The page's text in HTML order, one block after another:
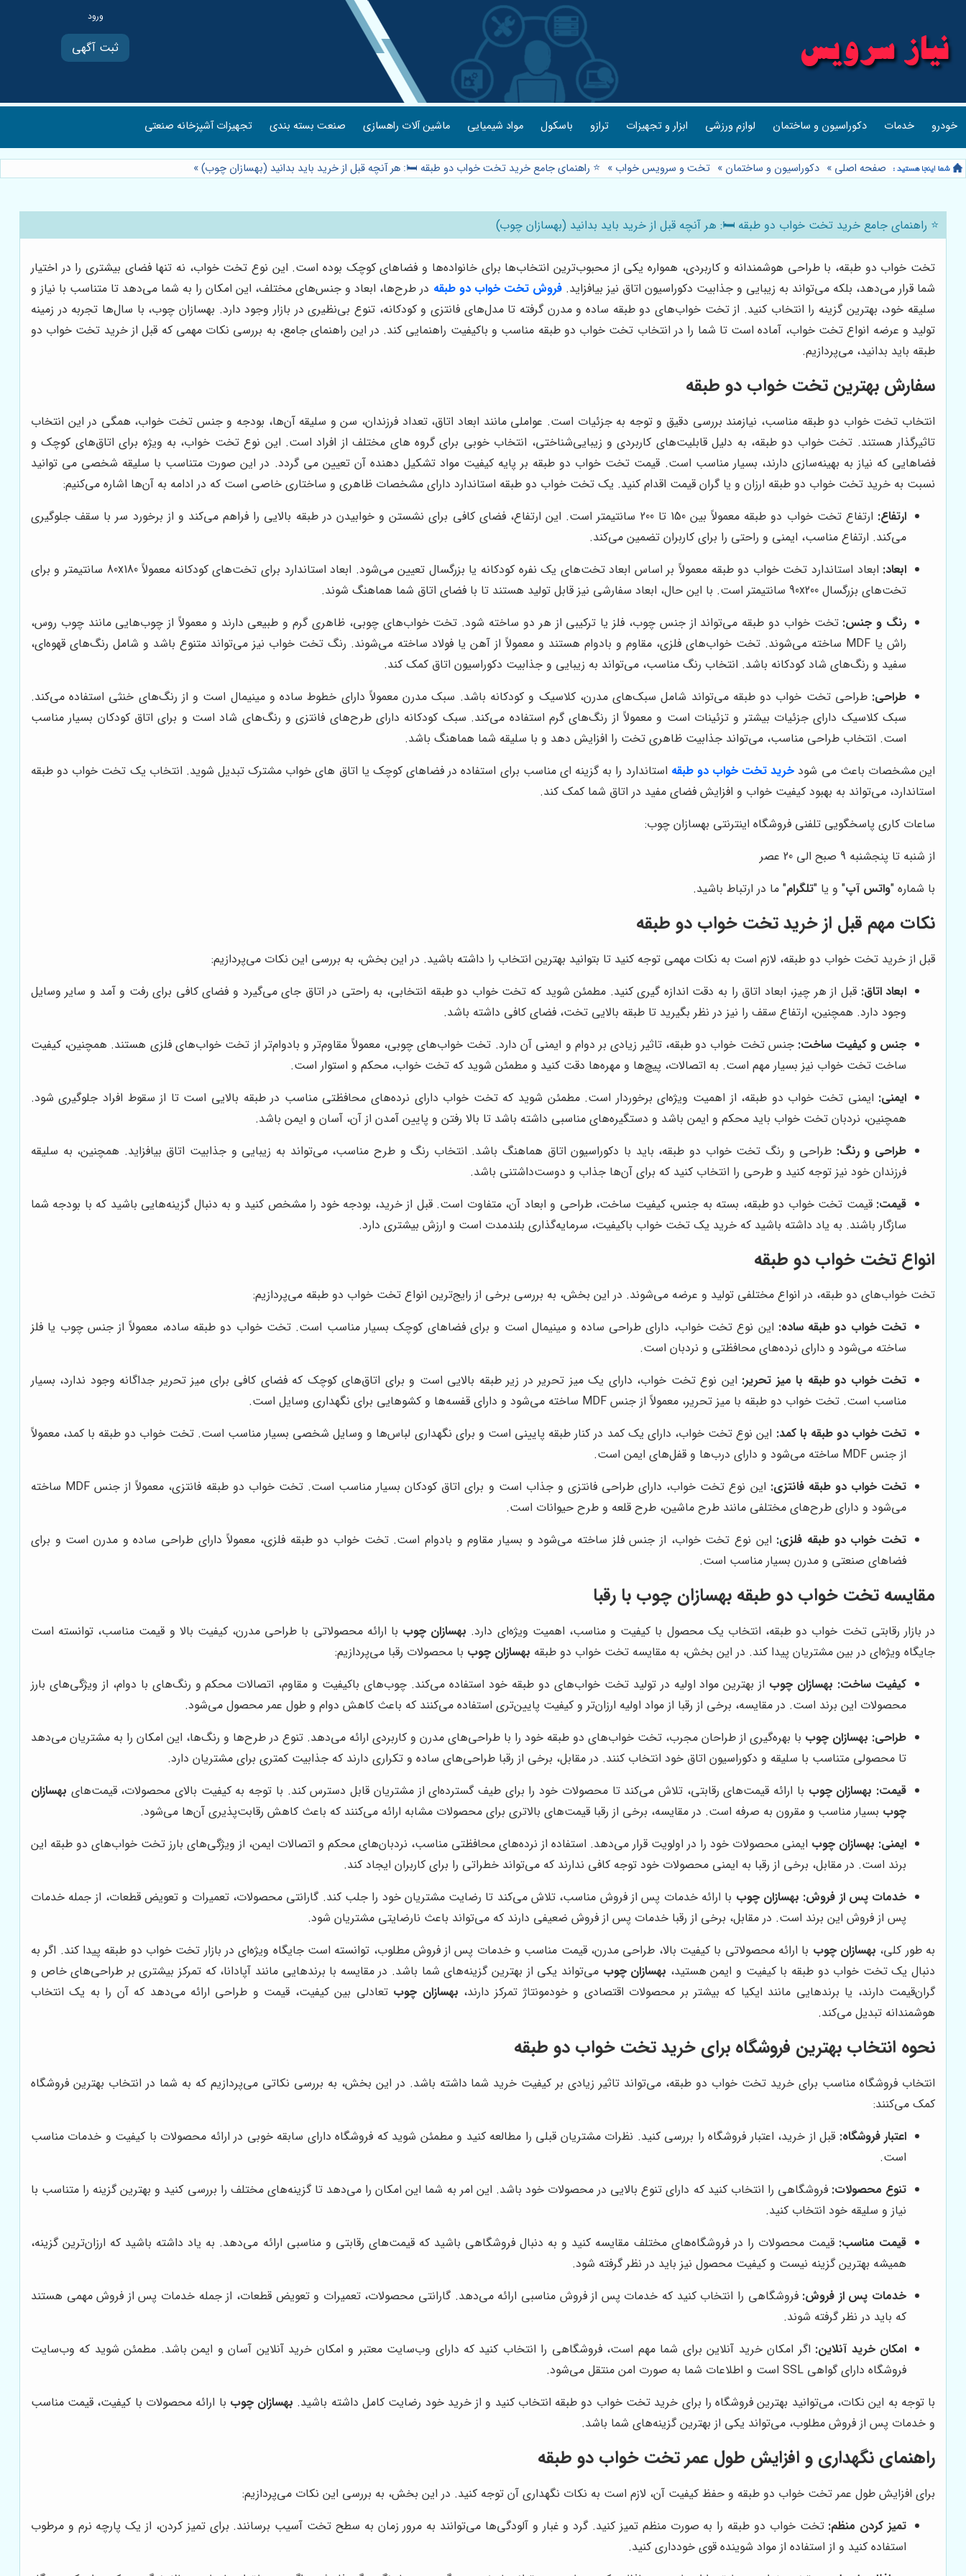
ثبت آگهی
خودرو خدمات دکوراسیون و ساختمان لوازم ورزشی ابزار و تجهیزات ترازو باسکول مواد شیمیایی ماشین آلات راهسازی صنعت بسته بندی تجهیزات آشپزخانه صنعتی
صفحه اصلی » دکوراسیون و ساختمان » تخت و سرویس خواب » ⭐️ راهنمای جامع خرید تخت خواب دو طبقه 🛏️: هر آنچه قبل از خرید باید بدانید (بهسازان چوب)»
⭐️ راهنمای جامع خرید تخت خواب دو طبقه 🛏️: هر آنچه قبل از خرید باید بدانید (بهسازان چوب)
تخت خواب دو طبقه، با طراحی هوشمندانه و کاربردی، همواره یکی از محبوب‌ترین انتخاب‌ها برای خانواده‌ها و فضاهای کوچک بوده است. این نوع تخت خواب، نه تنها فضای بیشتری را در اختیار
شما قرار می‌دهد، بلکه می‌تواند به زیبایی و جذابیت دکوراسیون اتاق نیز بیافزاید.فروش تخت خواب دو طبقه در طرح‌ها، ابعاد و جنس‌های مختلف، این امکان را به شما می‌دهد تا متناسب با نیاز و
سلیقه خود، بهترین گزینه را انتخاب کنید. از تخت خواب‌های دو طبقه ساده و مدرن گرفته تا مدل‌های فانتزی و کودکانه، تنوع بی‌نظیری در بازار وجود دارد. بهسازان چوب، با سال‌ها تجربه در زمینه
تولید و عرضه انواع تخت خواب، آماده است تا شما را در انتخاب تخت خواب دو طبقه مناسب و باکیفیت راهنمایی کند. در این راهنمای جامع، به بررسی نکات مهمی که قبل از خرید تخت خواب دو
طبقه باید بدانید، می‌پردازیم.
سفارش بهترین تخت خواب دو طبقه
انتخاب تخت خواب دو طبقه مناسب، نیازمند بررسی دقیق و توجه به جزئیات است. عواملی مانند ابعاد اتاق، تعداد فرزندان، سن و سلیقه آن‌ها، بودجه و جنس تخت خواب، همگی در این انتخاب
تاثیرگذار هستند. تخت خواب دو طبقه، به دلیل قابلیت‌های کاربردی و زیبایی‌شناختی، انتخاب خوبی برای گروه های مختلف از افراد است. این نوع تخت خواب، به ویژه برای اتاق‌های کوچک و
فضاهایی که نیاز به بهینه‌سازی دارند، بسیار مناسب است. قیمت تخت خواب دو طبقه بر پایه کیفیت مواد تشکیل دهنده آن تعیین می گردد. در این صورت متناسب با سلیقه شخصی می توانید
نسبت به خرید تخت خواب دو طبقه ارزان و یا گران قیمت اقدام کنید. یک تخت خواب دو طبقه استاندارد دارای مشخصات ظاهری و ساختاری خاصی است که در ادامه به آن‌ها اشاره می‌کنیم:
ارتفاع:
ارتفاع تخت خواب دو طبقه معمولاً بین 150 تا 200 سانتیمتر است. این ارتفاع، فضای کافی برای نشستن و خوابیدن در طبقه بالایی را فراهم می‌کند و از برخورد سر با سقف جلوگیری
می‌کند. ارتفاع مناسب، ایمنی و راحتی را برای کاربران تضمین می‌کند.
ابعاد:
ابعاد استاندارد تخت خواب دو طبقه معمولاً بر اساس ابعاد تخت‌های یک نفره کودکانه یا بزرگسال تعیین می‌شود. ابعاد استاندارد برای تخت‌های کودکانه معمولاً 80x180 سانتیمتر و برای
تخت‌های بزرگسال 90x200 سانتیمتر است. با این حال، ابعاد سفارشی نیز قابل تولید هستند تا با فضای اتاق شما هماهنگ شوند.
رنگ و جنس: تخت خواب دو طبقه می‌تواند از جنس چوب، فلز یا ترکیبی از هر دو ساخته شود. تخت خواب‌های چوبی، ظاهری گرم و طبیعی دارند و معمولاً از چوب‌هایی مانند چوب روس،
راش یا MDF ساخته می‌شوند. تخت خواب‌های فلزی، مقاوم و بادوام هستند و معمولاً از آهن یا فولاد ساخته می‌شوند. رنگ تخت خواب نیز می‌تواند متنوع باشد و شامل رنگ‌های قهوه‌ای،
سفید و رنگ‌های شاد کودکانه باشد. انتخاب رنگ مناسب، می‌تواند به زیبایی و جذابیت دکوراسیون اتاق کمک کند.
طراحی: طراحی تخت خواب دو طبقه می‌تواند شامل سبک‌های مدرن، کلاسیک و کودکانه باشد. سبک مدرن معمولاً دارای خطوط ساده و مینیمال است و از رنگ‌های خنثی استفاده می‌کند.
سبک کلاسیک دارای جزئیات بیشتر و تزئینات است و معمولاً از رنگ‌های گرم استفاده می‌کند. سبک کودکانه دارای طرح‌های فانتزی و رنگ‌های شاد است و برای اتاق کودکان بسیار مناسب
است. انتخاب طراحی مناسب، می‌تواند جذابیت ظاهری تخت را افزایش دهد و با سلیقه شما هماهنگ باشد.
این مشخصات باعث می شود خرید تخت خواب دو طبقه استاندارد را به گزینه ای مناسب برای استفاده در فضاهای کوچک یا اتاق های خواب مشترک تبدیل شوید. انتخاب یک تخت خواب دو طبقه
استاندارد، می‌تواند به بهبود کیفیت خواب و افزایش فضای مفید در اتاق شما کمک کند.
ساعات کاری پاسخگویی تلفنی فروشگاه اینترنتی بهسازان چوب:
از شنبه تا پنجشنبه 9 صبح الی 20 عصر
با شماره "واتس آپ" و یا "تلگرام" ما در ارتباط باشید.
نکات مهم قبل از خرید تخت خواب دو طبقه
قبل از خرید تخت خواب دو طبقه، لازم است به نکات مهمی توجه کنید تا بتوانید بهترین انتخاب را داشته باشید. در این بخش، به بررسی این نکات می‌پردازیم:
ابعاد اتاق: قبل از هر چیز، ابعاد اتاق را به دقت اندازه گیری کنید. مطمئن شوید که تخت خواب دو طبقه انتخابی، به راحتی در اتاق جای می‌گیرد و فضای کافی برای رفت و آمد و سایر وسایل
وجود دارد. همچنین، ارتفاع سقف را نیز در نظر بگیرید تا طبقه بالایی تخت، فضای کافی داشته باشد.
جنس و کیفیت ساخت: جنس تخت خواب دو طبقه، تاثیر زیادی بر دوام و ایمنی آن دارد. تخت خواب‌های چوبی، معمولاً مقاوم‌تر و بادوام‌تر از تخت خواب‌های فلزی هستند. همچنین، کیفیت
ساخت تخت خواب نیز بسیار مهم است. به اتصالات، پیچ‌ها و مهره‌ها دقت کنید و مطمئن شوید که تخت خواب، محکم و استوار است.
ایمنی: ایمنی تخت خواب دو طبقه، از اهمیت ویژه‌ای برخوردار است. مطمئن شوید که تخت خواب دارای نرده‌های محافظتی مناسب در طبقه بالایی است تا از سقوط افراد جلوگیری شود.
همچنین، نردبان تخت خواب باید محکم و ایمن باشد و دستگیره‌های مناسبی داشته باشد تا بالا رفتن و پایین آمدن از آن، آسان و ایمن باشد.
طراحی و رنگ: طراحی و رنگ تخت خواب دو طبقه، باید با دکوراسیون اتاق هماهنگ باشد. انتخاب رنگ و طرح مناسب، می‌تواند به زیبایی و جذابیت اتاق بیافزاید. همچنین، به سلیقه
فرزندان خود نیز توجه کنید و طرحی را انتخاب کنید که برای آن‌ها جذاب و دوست‌داشتنی باشد.
قیمت: قیمت تخت خواب دو طبقه، بسته به جنس، کیفیت ساخت، طراحی و ابعاد آن، متفاوت است. قبل از خرید، بودجه خود را مشخص کنید و به دنبال گزینه‌هایی باشید که با بودجه شما
سازگار باشند. به یاد داشته باشید که خرید یک تخت خواب باکیفیت، سرمایه‌گذاری بلندمدت است و ارزش بیشتری دارد.
انواع تخت خواب دو طبقه
تخت خواب‌های دو طبقه، در انواع مختلفی تولید و عرضه می‌شوند. در این بخش، به بررسی برخی از رایج‌ترین انواع تخت خواب دو طبقه می‌پردازیم:
تخت خواب دو طبقه ساده: این نوع تخت خواب، دارای طراحی ساده و مینیمال است و برای فضاهای کوچک بسیار مناسب است. تخت خواب دو طبقه ساده، معمولاً از جنس چوب یا فلز
ساخته می‌شود و دارای نرده‌های محافظتی و نردبان است.
تخت خواب دو طبقه با میز تحریر: این نوع تخت خواب، دارای یک میز تحریر در زیر طبقه بالایی است و برای اتاق‌های کوچک که فضای کافی برای میز تحریر جداگانه وجود ندارد، بسیار
مناسب است. تخت خواب دو طبقه با میز تحریر، معمولاً از جنس MDF ساخته می‌شود و دارای قفسه‌ها و کشوهایی برای نگهداری وسایل است.
تخت خواب دو طبقه با کمد: این نوع تخت خواب، دارای یک کمد در کنار طبقه پایینی است و برای نگهداری لباس‌ها و وسایل شخصی بسیار مناسب است. تخت خواب دو طبقه با کمد، معمولاً
از جنس MDF ساخته می‌شود و دارای درب‌ها و قفل‌های ایمن است.
تخت خواب دو طبقه فانتزی:
این نوع تخت خواب، دارای طراحی فانتزی و جذاب است و برای اتاق کودکان بسیار مناسب است. تخت خواب دو طبقه فانتزی، معمولاً از جنس MDF ساخته
می‌شود و دارای طرح‌های مختلفی مانند طرح ماشین، طرح قلعه و طرح حیوانات است.
تخت خواب دو طبقه فلزی: این نوع تخت خواب، از جنس فلز ساخته می‌شود و بسیار مقاوم و بادوام است. تخت خواب دو طبقه فلزی، معمولاً دارای طراحی ساده و مدرن است و برای
فضاهای صنعتی و مدرن بسیار مناسب است.
مقایسه تخت خواب دو طبقه بهسازان چوب با رقبا
در بازار رقابتی تخت خواب دو طبقه، انتخاب یک محصول با کیفیت و مناسب، اهمیت ویژه‌ای دارد. بهسازان چوب با ارائه محصولاتی با طراحی مدرن، کیفیت بالا و قیمت مناسب، توانسته است
جایگاه ویژه‌ای در بین مشتریان پیدا کند. در این بخش، به مقایسه تخت خواب دو طبقه بهسازان چوب با محصولات رقبا می‌پردازیم:
کیفیت ساخت: بهسازان چوب از بهترین مواد اولیه در تولید تخت خواب‌های دو طبقه خود استفاده می‌کند. چوب‌های باکیفیت و مقاوم، اتصالات محکم و رنگ‌های با دوام، از ویژگی‌های بارز
محصولات این برند است. در مقایسه، برخی از رقبا از مواد اولیه ارزان‌تر و کیفیت پایین‌تری استفاده می‌کنند که باعث کاهش دوام و طول عمر محصول می‌شود.
طراحی: بهسازان چوب با بهره‌گیری از طراحان مجرب، تخت خواب‌های دو طبقه خود را با طراحی‌های مدرن و کاربردی ارائه می‌دهد. تنوع در طرح‌ها و رنگ‌ها، این امکان را به مشتریان می‌دهد
تا محصولی متناسب با سلیقه و دکوراسیون اتاق خود انتخاب کنند. در مقابل، برخی از رقبا طراحی‌های ساده و تکراری دارند که جذابیت کمتری برای مشتریان دارد.
قیمت: بهسازان چوب با ارائه قیمت‌های رقابتی، تلاش می‌کند تا محصولات خود را برای طیف گسترده‌ای از مشتریان قابل دسترس کند. با توجه به کیفیت بالای محصولات، قیمت‌های بهسازان
چوب بسیار مناسب و مقرون به صرفه است. در مقایسه، برخی از رقبا قیمت‌های بالاتری برای محصولات مشابه ارائه می‌کنند که باعث کاهش رقابت‌پذیری آن‌ها می‌شود.
ایمنی: بهسازان چوب ایمنی محصولات خود را در اولویت قرار می‌دهد. استفاده از نرده‌های محافظتی مناسب، نردبان‌های محکم و اتصالات ایمن، از ویژگی‌های بارز تخت خواب‌های دو طبقه این
برند است. در مقابل، برخی از رقبا به ایمنی محصولات خود توجه کافی ندارند که می‌تواند خطراتی را برای کاربران ایجاد کند.
خدمات پس از فروش: بهسازان چوب با ارائه خدمات پس از فروش مناسب، تلاش می‌کند تا رضایت مشتریان خود را جلب کند. گارانتی محصولات، تعمیرات و تعویض قطعات، از جمله خدمات
پس از فروش این برند است. در مقابل، برخی از رقبا خدمات پس از فروش ضعیفی دارند که می‌تواند باعث نارضایتی مشتریان شود.
به طور کلی، بهسازان چوب با ارائه محصولاتی با کیفیت بالا، طراحی مدرن، قیمت مناسب و خدمات پس از فروش مطلوب، توانسته است جایگاه ویژه‌ای در بازار تخت خواب دو طبقه پیدا کند. اگر به
دنبال یک تخت خواب دو طبقه با کیفیت و ایمن هستید، بهسازان چوب می‌تواند یکی از بهترین گزینه‌های شما باشد. در مقایسه با برندهایی مانند آپادانا، که تمرکز بیشتری بر طراحی‌های خاص و
گران‌قیمت دارند، یا برندهایی مانند ایکیا که بیشتر بر محصولات اقتصادی و خودمونتاژ تمرکز دارند، بهسازان چوب تعادلی بین کیفیت، قیمت و طراحی ارائه می‌دهد که آن را به یک انتخاب
هوشمندانه تبدیل می‌کند.
نحوه انتخاب بهترین فروشگاه برای خرید تخت خواب دو طبقه
انتخاب فروشگاه مناسب برای خرید تخت خواب دو طبقه، می‌تواند تاثیر زیادی بر کیفیت خرید شما داشته باشد. در این بخش، به بررسی نکاتی می‌پردازیم که به شما در انتخاب بهترین فروشگاه
کمک می‌کنند:
اعتبار فروشگاه: قبل از خرید، اعتبار فروشگاه را بررسی کنید. نظرات مشتریان قبلی را مطالعه کنید و مطمئن شوید که فروشگاه دارای سابقه خوبی در ارائه محصولات با کیفیت و خدمات مناسب
است.
تنوع محصولات: فروشگاهی را انتخاب کنید که دارای تنوع بالایی در محصولات خود باشد. این امر به شما این امکان را می‌دهد تا گزینه‌های مختلف را بررسی کنید و بهترین گزینه را متناسب با
نیاز و سلیقه خود انتخاب کنید.
قیمت مناسب: قیمت محصولات را در فروشگاه‌های مختلف مقایسه کنید و به دنبال فروشگاهی باشید که قیمت‌های رقابتی و مناسبی ارائه می‌دهد. به یاد داشته باشید که ارزان‌ترین گزینه،
همیشه بهترین گزینه نیست و کیفیت محصول نیز باید در نظر گرفته شود.
خدمات پس از فروش: فروشگاهی را انتخاب کنید که خدمات پس از فروش مناسبی ارائه می‌دهد. گارانتی محصولات، تعمیرات و تعویض قطعات، از جمله خدمات پس از فروش مهمی هستند
که باید در نظر گرفته شوند.
امکان خرید آنلاین: اگر امکان خرید آنلاین برای شما مهم است، فروشگاهی را انتخاب کنید که دارای وب‌سایت معتبر و امکان خرید آنلاین آسان و ایمن باشد. مطمئن شوید که وب‌سایت
فروشگاه دارای گواهی SSL است و اطلاعات شما به صورت امن منتقل می‌شود.
با توجه به این نکات، می‌توانید بهترین فروشگاه را برای خرید تخت خواب دو طبقه انتخاب کنید و از خرید خود رضایت کامل داشته باشید. بهسازان چوب با ارائه محصولات با کیفیت، قیمت مناسب
و خدمات پس از فروش مطلوب، می‌تواند یکی از بهترین گزینه‌های شما باشد.
راهنمای نگهداری و افزایش طول عمر تخت خواب دو طبقه
برای افزایش طول عمر تخت خواب دو طبقه و حفظ کیفیت آن، لازم است به نکات نگهداری آن توجه کنید. در این بخش، به بررسی این نکات می‌پردازیم:
تمیز کردن منظم: تخت خواب دو طبقه را به صورت منظم تمیز کنید. گرد و غبار و آلودگی‌ها می‌توانند به مرور زمان به سطح تخت آسیب برسانند. برای تمیز کردن، از یک پارچه نرم و مرطوب
استفاده کنید و از استفاده از مواد شوینده قوی خودداری کنید.